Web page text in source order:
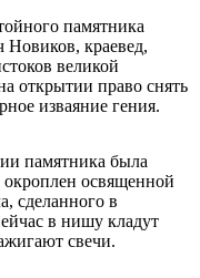
памятника
Новиков, краевед,
великой
открытии право снять
изваяние гения.
памятника была
окроплен освященной
сделанного в
в нишу кладут
свечи.